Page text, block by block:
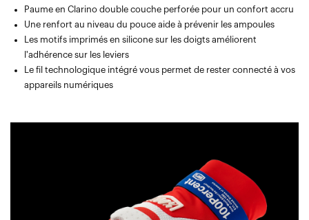
Paume en Clarino double couche perforée pour un confort accru
Une renfort au niveau du pouce aide à prévenir les ampoules
Les motifs imprimés en silicone sur les doigts améliorent
l'adhérence sur les leviers
Le fil technologique intégré vous permet de rester connecté à vos
appareils numériques